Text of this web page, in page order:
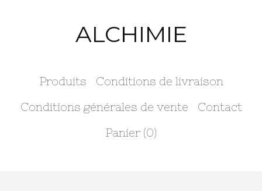
ALCHIMIE
Produits
Conditions de livraison
Conditions générales de vente
Contact
Panier (0)